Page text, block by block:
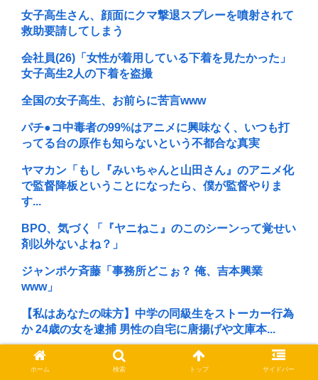
女子高生さん、顔面にクマ撃退スプレーを噴射されて
救助要請してしまう
会社員(26)「女性が着用している下着を見たかった」
女子高生2人の下着を盗撮
全国の女子高生、お前らに苦言www
パチ●コ中毒者の99%はアニメに興味なく、いつも打
ってる台の原作も知らないという不都合な真実
ヤマカン「もし『みいちゃんと山田さん』のアニメ化
で監督降板ということになったら、僕が監督やりま
す...
BPO、気づく「『ヤニねこ』のこのシーンって覚せい
剤以外ないよね？」
ジャンポケ斉藤「事務所どこぉ？ 俺、吉本興業
www」
【私はあなたの味方】中学の同級生をストーカー行為
か 24歳の女を逮捕 男性の自宅に唐揚げや文庫本...
女子小学生の水着フィギュア
ホーム 検索 トップ サイドバー